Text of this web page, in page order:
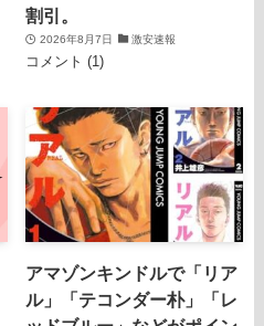
割引。
2026年8月7日 激安速報
コメント (1)
アマゾンキンドルで「リア
ル」「テコンダー朴」「レ